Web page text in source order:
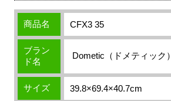
商品名 CFX3 35
ブラン
ド名
Dometic（ドメティック）
サイズ 39.8×69.4×40.7cm